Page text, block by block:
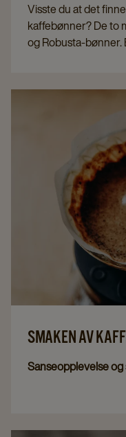
Visste du at det
kaffebønner? De to
og Robusta-
SMAKEN AV
Sanseopplevelse